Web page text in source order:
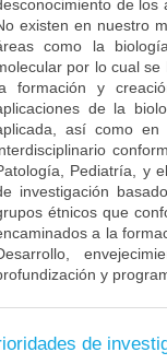
de los
existen en nuestro
como la
por lo cual
formación y
de la
así como en
Pediatría, y
investigación
étnicos que
a la
y
de